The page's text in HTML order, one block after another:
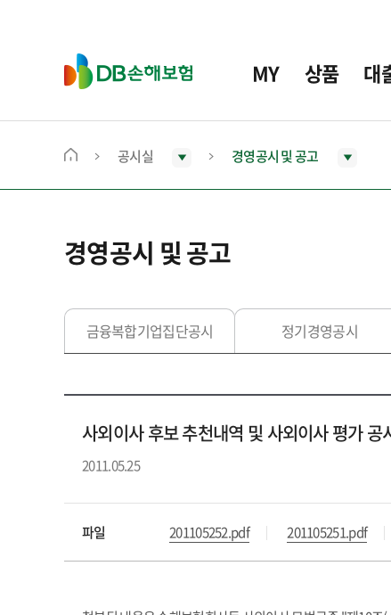
D
B
보
MY 상품 대
메
으
로
동
공시실 경영공시 및 공고
경영공시 및 공고
금융복합기업집단공시 정기경영공시
사외이사 후보 추천내역 및 사외이사 평가 공
2011.05.25
파일 201105252.pdf 201105251.pdf